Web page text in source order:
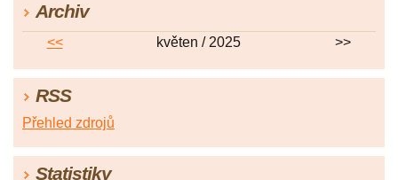
Archiv
<< květen / 2025 >>
RSS
Přehled zdrojů
Statistiky